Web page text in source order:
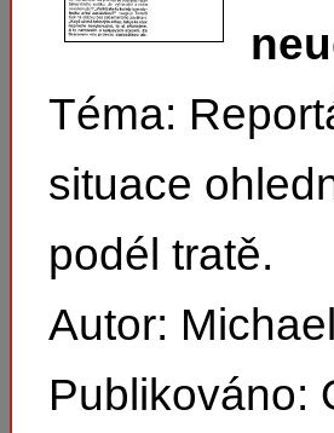
Téma:
situace
podél tratě.
Autor:
Publikováno: